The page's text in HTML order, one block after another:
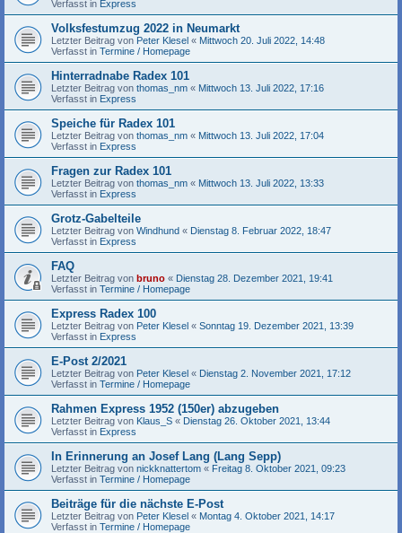
Verfasst in Express
Volksfestumzug 2022 in Neumarkt
Letzter Beitrag von Peter Klesel « Mittwoch 20. Juli 2022, 14:48
Verfasst in Termine / Homepage
Hinterradnabe Radex 101
Letzter Beitrag von thomas_nm « Mittwoch 13. Juli 2022, 17:16
Verfasst in Express
Speiche für Radex 101
Letzter Beitrag von thomas_nm « Mittwoch 13. Juli 2022, 17:04
Verfasst in Express
Fragen zur Radex 101
Letzter Beitrag von thomas_nm « Mittwoch 13. Juli 2022, 13:33
Verfasst in Express
Grotz-Gabelteile
Letzter Beitrag von Windhund « Dienstag 8. Februar 2022, 18:47
Verfasst in Express
FAQ
Letzter Beitrag von bruno « Dienstag 28. Dezember 2021, 19:41
Verfasst in Termine / Homepage
Express Radex 100
Letzter Beitrag von Peter Klesel « Sonntag 19. Dezember 2021, 13:39
Verfasst in Express
E-Post 2/2021
Letzter Beitrag von Peter Klesel « Dienstag 2. November 2021, 17:12
Verfasst in Termine / Homepage
Rahmen Express 1952 (150er) abzugeben
Letzter Beitrag von Klaus_S « Dienstag 26. Oktober 2021, 13:44
Verfasst in Express
In Erinnerung an Josef Lang (Lang Sepp)
Letzter Beitrag von nickknattertom « Freitag 8. Oktober 2021, 09:23
Verfasst in Termine / Homepage
Beiträge für die nächste E-Post
Letzter Beitrag von Peter Klesel « Montag 4. Oktober 2021, 14:17
Verfasst in Termine / Homepage